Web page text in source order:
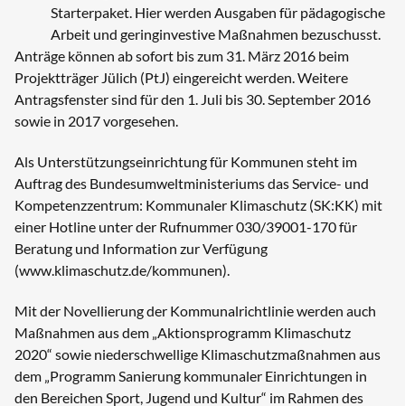
Starterpaket. Hier werden Ausgaben für pädagogische
Arbeit und geringinvestive Maßnahmen bezuschusst.
Anträge können ab sofort bis zum 31. März 2016 beim
Projektträger Jülich (PtJ) eingereicht werden. Weitere
Antragsfenster sind für den 1. Juli bis 30. September 2016
sowie in 2017 vorgesehen.
Als Unterstützungseinrichtung für Kommunen steht im
Auftrag des Bundesumweltministeriums das Service- und
Kompetenzzentrum: Kommunaler Klimaschutz (SK:KK) mit
einer Hotline unter der Rufnummer 030/39001-170 für
Beratung und Information zur Verfügung
(www.klimaschutz.de/kommunen).
Mit der Novellierung der Kommunalrichtlinie werden auch
Maßnahmen aus dem „Aktionsprogramm Klimaschutz
2020“ sowie niederschwellige Klimaschutzmaßnahmen aus
dem „Programm Sanierung kommunaler Einrichtungen in
den Bereichen Sport, Jugend und Kultur“ im Rahmen des